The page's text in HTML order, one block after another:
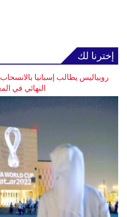
إخترنا لك
روبياليس يطالب إسبانيا
النهائي في